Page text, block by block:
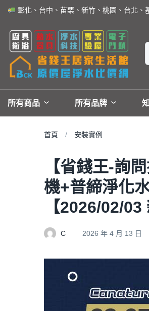
彰化、台中、苗栗、新竹、桃園、台北、
所有商品 所有品牌
首頁 安裝實例
【省錢王-詢
機+普締淨化
【2026/02/03
C 2026 年 4 月 13 日